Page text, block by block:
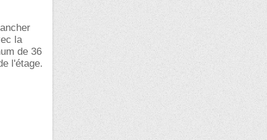
la
de 36
l'étage.